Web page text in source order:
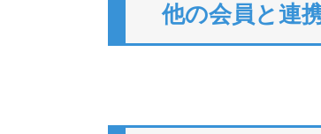
他の会員と連